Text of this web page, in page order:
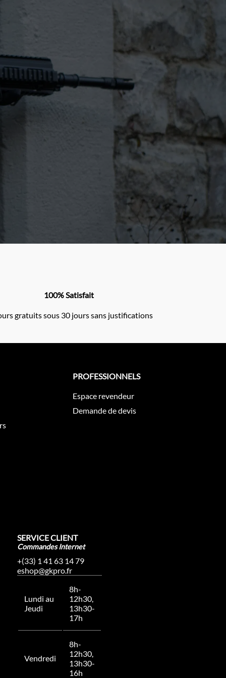
100% Satisfait
gratuits sous 30 jours sans justifications
PROFESSIONNELS
Espace revendeur
Demande de devis
SERVICE CLIENT
Commandes Internet
+(33) 1 41 63 14 79
eshop@gkpro.fr
Lundi au
Jeudi
8h-
12h30,
13h30-
17h
Vendredi
8h-
12h30,
13h30-
16h